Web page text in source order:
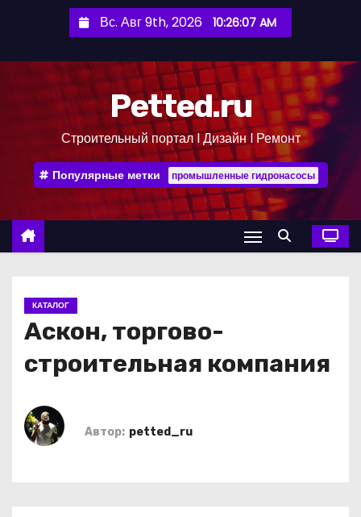
е
Вс. Авг 9th, 2026 10:26:07 AM
Petted.ru
Строительный портал l Дизайн l Ремонт
Популярные метки промышленные гидронасосы
КАТАЛОГ
Аскон, торгово-
строительная компания
Автор: petted_ru